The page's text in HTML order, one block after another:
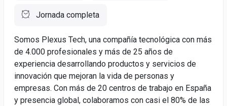
Jornada completa
Somos Plexus Tech, una compañía tecnológica con más
de 4.000 profesionales y más de 25 años de
experiencia desarrollando productos y servicios de
innovación que mejoran la vida de personas y
empresas. Con más de 20 centros de trabajo en España
y presencia global, colaboramos con casi el 80% de las